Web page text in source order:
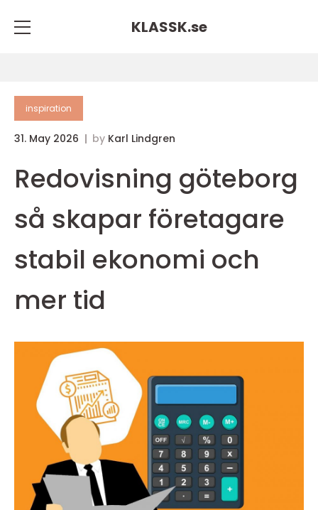
KLASSK.se
inspiration
31. May 2026 by Karl Lindgren
Redovisning göteborg
så skapar företagare
stabil ekonomi och
mer tid